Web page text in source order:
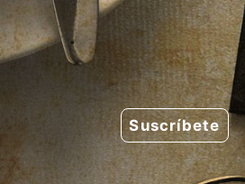
Saltar
al
contenido
Suscríbete